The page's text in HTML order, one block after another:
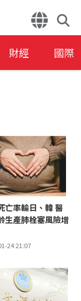
財經 國際
亡率輸日、韓 醫
生產肺栓塞風險增
24 21:07